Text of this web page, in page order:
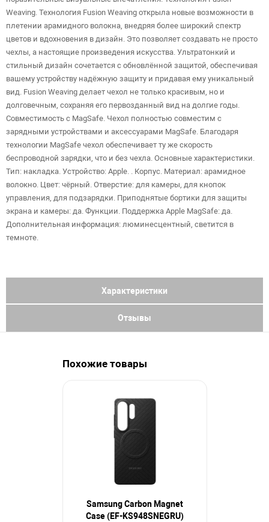
Weaving. Технология Fusion Weaving открыла новые возможности в
плетении арамидного волокна, внедряя более широкий спектр
цветов и вдохновения в дизайн. Это позволяет создавать не просто
чехлы, а настоящие произведения искусства. Ультратонкий и
стильный дизайн сочетается с обновлённой защитой, обеспечивая
вашему устройству надёжную защиту и придавая ему уникальный
вид. Fusion Weaving делает чехол не только красивым, но и
долговечным, сохраняя его первозданный вид на долгие годы.
Совместимость с MagSafe. Чехол полностью совместим с
зарядными устройствами и аксессуарами MagSafe. Благодаря
технологии MagSafe чехол обеспечивает ту же скорость
беспроводной зарядки, что и без чехла. Основные характеристики.
Тип: накладка. Устройство: Apple. . Корпус. Материал: арамидное
волокно. Цвет: чёрный. Отверстие: для камеры, для кнопок
управления, для подзарядки. Приподнятые бортики для защиты
экрана и камеры: да. Функции. Поддержка Apple MagSafe: да.
Дополнительная информация: люминесцентный, светится в
темноте.
Характеристики
Отзывы
Похожие товары
Samsung Carbon Magnet
Case (EF-KS948SNEGRU)